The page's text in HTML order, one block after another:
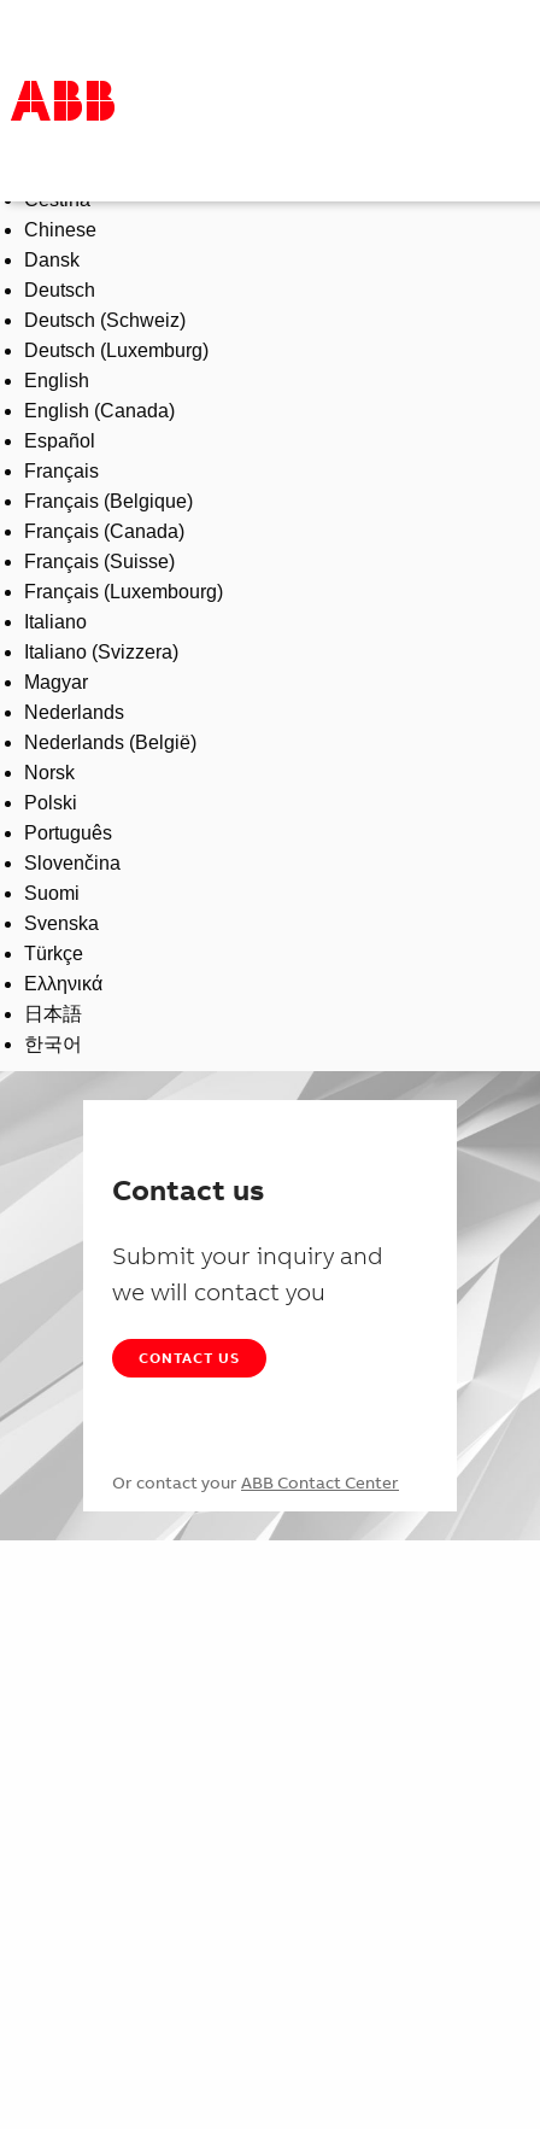
Products & Solutions
Industries
Services
About us
Where to buy
Contact us
Careers
Čeština
Chinese
Dansk
Deutsch
Deutsch (Schweiz)
Deutsch (Luxemburg)
English
English (Canada)
Español
Français
Français (Belgique)
Français (Canada)
Français (Suisse)
Français (Luxembourg)
Italiano
Italiano (Svizzera)
Magyar
Nederlands
Nederlands (België)
Norsk
Polski
Português
Slovenčina
Suomi
Svenska
Türkçe
Ελληνικά
日本語
한국어
Contact us
Submit your inquiry and
we will contact you
CONTACT US
Or contact your ABB Contact Center